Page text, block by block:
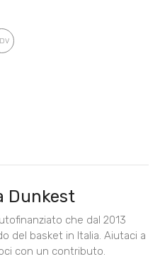
Dunkest
che dal 2013
del basket in Italia. Aiutaci a
con un contributo.